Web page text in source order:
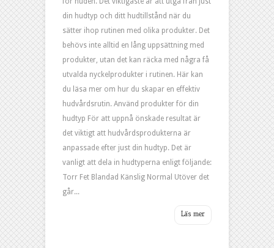
din hudtyp och ditt hudtillstånd när du
sätter ihop rutinen med olika produkter. Det
behövs inte alltid en lång uppsättning med
produkter, utan det kan räcka med några få
utvalda nyckelprodukter i rutinen. Här kan
du läsa mer om hur du skapar en effektiv
hudvårdsrutin. Använd produkter för din
hudtyp För att uppnå önskade resultat är
det viktigt att hudvårdsprodukterna är
anpassade efter just din hudtyp. Det är
vanligt att dela in hudtyperna enligt följande:
Torr Fet Blandad Känslig Normal Utöver det
går...